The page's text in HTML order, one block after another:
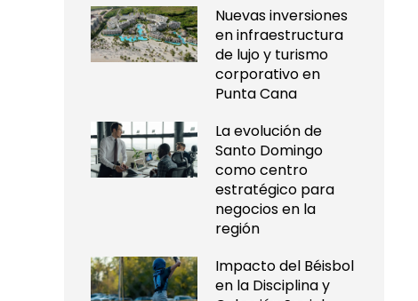
Nuevas inversiones
en infraestructura
de lujo y turismo
corporativo en
Punta Cana
La evolución de
Santo Domingo
como centro
estratégico para
negocios en la
región
Impacto del Béisbol
en la Disciplina y